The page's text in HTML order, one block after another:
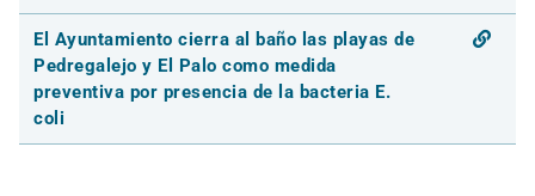
El Ayuntamiento cierra al baño las playas de
Pedregalejo y El Palo como medida
preventiva por presencia de la bacteria E.
coli